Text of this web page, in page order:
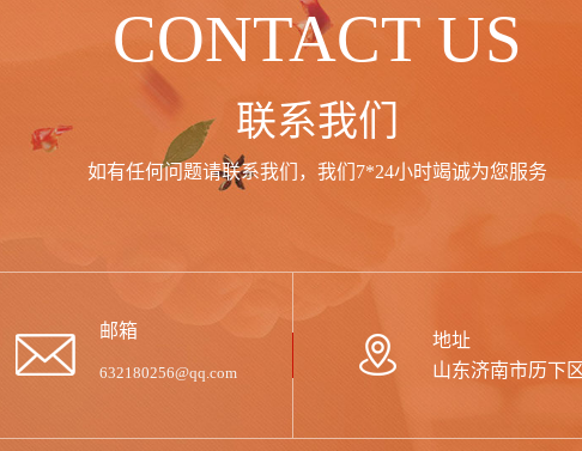
CONTACT US
联系我们
如有任何问题请联系我们，我们7*24小时竭诚为您服务
邮箱
632180256@qq.com
地址
山东济南市历下